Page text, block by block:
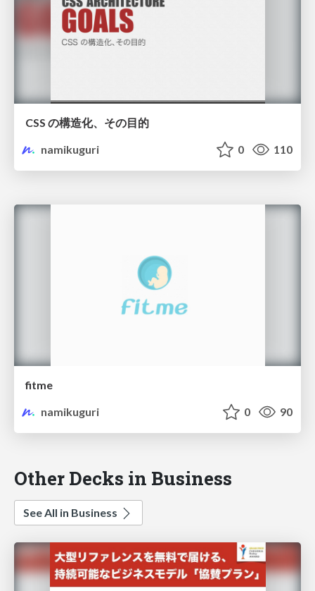
CSS の構造化、その目的
namikuguri
0 110
fitme
namikuguri
0 90
Other Decks in Business
See All in Business